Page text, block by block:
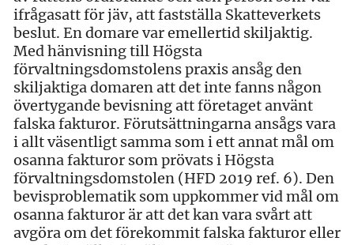
ifrågasatt för jäv, att fastställa Skatteverkets
beslut. En domare var emellertid skiljaktig.
Med hänvisning till Högsta
förvaltningsdomstolens praxis ansåg den
skiljaktiga domaren att det inte fanns någon
övertygande bevisning att företaget använt
falska fakturor. Förutsättningarna ansågs vara
i allt väsentligt samma som i ett annat mål om
osanna fakturor som prövats i Högsta
förvaltningsdomstolen (HFD 2019 ref. 6). Den
bevisproblematik som uppkommer vid mål om
osanna fakturor är att det kan vara svårt att
avgöra om det förekommit falska fakturor eller